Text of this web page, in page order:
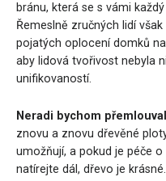
bránu, která se s vámi
Řemeslně zručných lidí
pojatých oplocení domků
aby lidová tvořivost nebyla
unifikovaností.
Neradi bychom
znovu a znovu dřevěné
umožňují, a pokud je péče
natírejte dál, dřevo je krásné.